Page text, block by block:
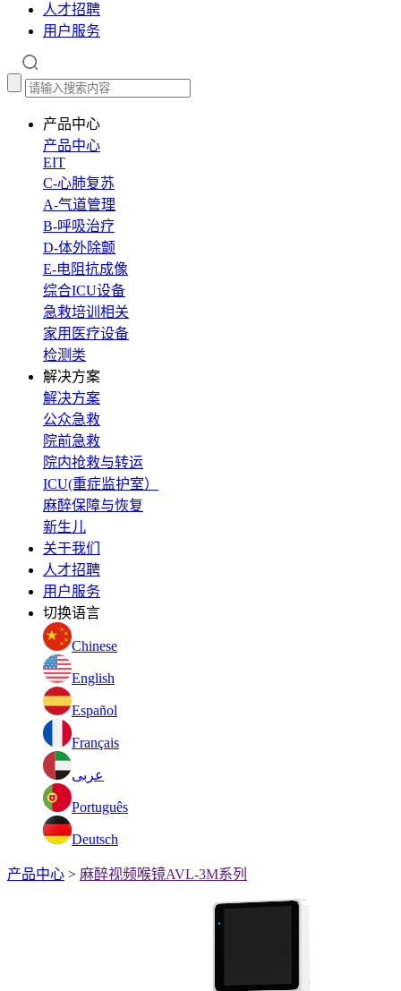
人才招聘
用户服务
产品中心
产品中心
EIT
C-心肺复苏
A-气道管理
B-呼吸治疗
D-体外除颤
E-电阻抗成像
综合ICU设备
急救培训相关
家用医疗设备
检测类
解决方案
解决方案
公众急救
院前急救
院内抢救与转运
ICU(重症监护室）
麻醉保障与恢复
新生儿
关于我们
人才招聘
用户服务
切换语言
Chinese
English
Español
Français
عربى
Português
Deutsch
产品中心 > 麻醉视频喉镜AVL-3M系列